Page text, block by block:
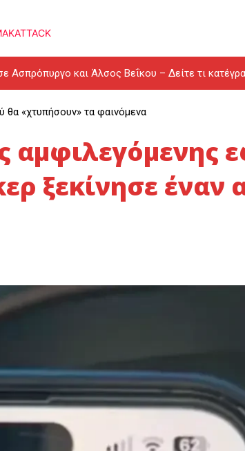
Ασπρόπυργο και Άλσος Βεΐκου – Δείτε τι
θα «χτυπήσουν» τα φαινόμενα
ξεκίνησε